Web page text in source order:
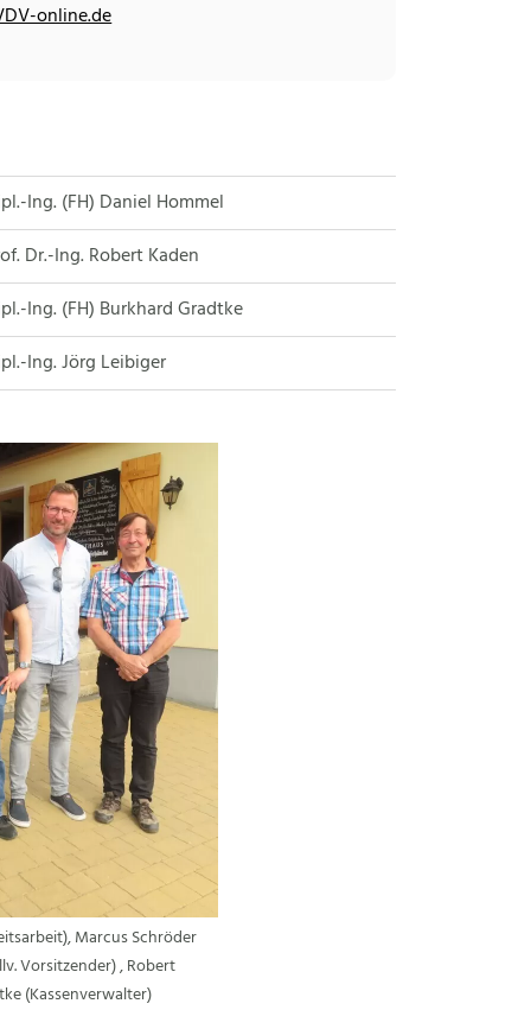
online.de
Ing. (FH) Daniel Hommel
Dr.-Ing. Robert Kaden
Ing. (FH) Burkhard Gradtke
Ing. Jörg Leibiger
Marcus Schröder
Vorsitzender) , Robert
(Kassenverwalter)